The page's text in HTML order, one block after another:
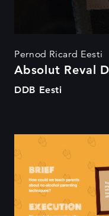
Pernod Ricard Eesti
Absolut Reval
DDB Eesti
Targa